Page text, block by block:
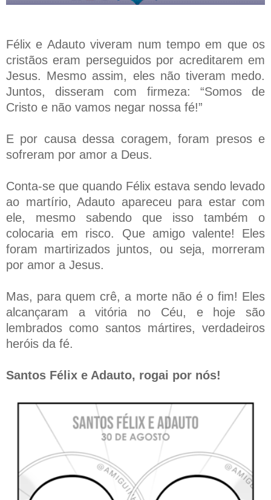
Félix e Adauto viveram num tempo em que os
cristãos eram perseguidos por acreditarem em
Jesus. Mesmo assim, eles não tiveram medo.
Juntos, disseram com firmeza: “Somos de
Cristo e não vamos negar nossa fé!”
E por causa dessa coragem, foram presos e
sofreram por amor a Deus.
Conta-se que quando Félix estava sendo levado
ao martírio, Adauto apareceu para estar com
ele, mesmo sabendo que isso também o
colocaria em risco. Que amigo valente! Eles
foram martirizados juntos, ou seja, morreram
por amor a Jesus.
Mas, para quem crê, a morte não é o fim! Eles
alcançaram a vitória no Céu, e hoje são
lembrados como santos mártires, verdadeiros
heróis da fé.
Santos Félix e Adauto, rogai por nós!